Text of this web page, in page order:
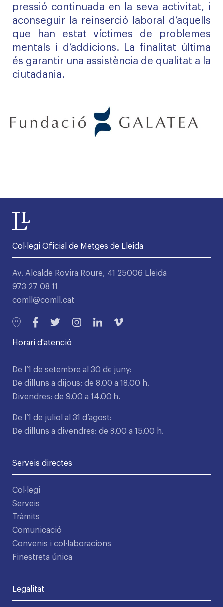
pressió continuada en la seva activitat, i
aconseguir la reinserció laboral d’aquells
que han estat víctimes de problemes
mentals i d’addicions. La finalitat última
és garantir una assistència de qualitat a la
ciutadania.
Col·legi Oficial de Metges de Lleida
Av. Alcalde Rovira Roure, 41 25006 Lleida
973 27 08 11
comll@comll.cat
Horari d'atenció
De l’1 de setembre al 30 de juny:
De dilluns a dijous: de 8.00 a 18.00 h.
Divendres: de 9.00 a 14.00 h.
De l’1 de juliol al 31 d’agost:
De dilluns a divendres: de 8.00 a 15.00 h.
Serveis directes
Col·legi
Serveis
Tràmits
Comunicació
Convenis i col·laboracions
Finestreta única
Legalitat